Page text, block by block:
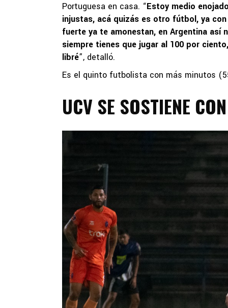
Portuguesa en casa. “Estoy medio
injustas, acá quizás es otro fútbol, ya
fuerte ya te amonestan, en Argentina así
siempre tienes que jugar al 100 por
libré”, detalló.
Es el quinto futbolista con más minutos
UCV SE SOSTIENE